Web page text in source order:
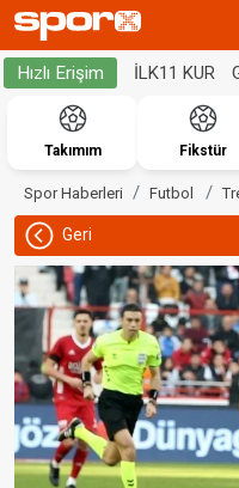
Hızlı Erişim İLK11 KUR
Takımım Fikstür
Spor Haberleri Futbol
Geri